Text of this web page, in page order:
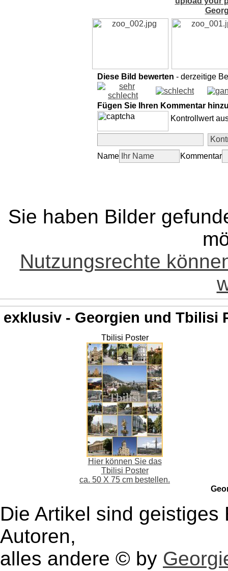
Diese Bild bewerten - derzeitige
Fügen Sie Ihren Kommentar
Kontrollwert
Name Kommentar
Sie haben Bilder
Nutzungsrechte
exklusiv - Georgien und Tbilisi
Tbilisi Poster
Hier können Sie das
Tbilisi Poster
ca. 50 X 75 cm bestellen.
Die Artikel sind
Autoren,
alles andere © by